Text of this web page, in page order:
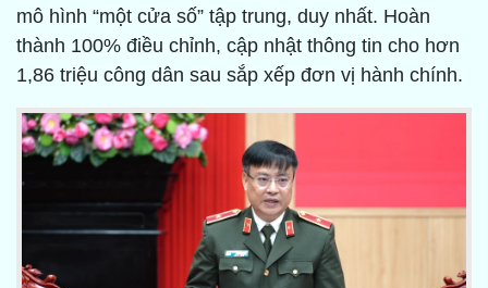
mô hình “một cửa số” tập trung, duy nhất. Hoàn
thành 100% điều chỉnh, cập nhật thông tin cho hơn
1,86 triệu công dân sau sắp xếp đơn vị hành chính.